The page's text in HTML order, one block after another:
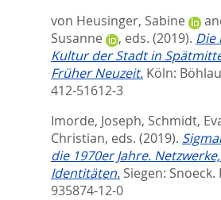
von Heusinger, Sabine
Susanne
, eds. (2019). Die
Kultur der Stadt in
Früher Neuzeit. Köln:
412-51612-3
Imorde, Joseph, Schmidt,
Christian, eds. (2019).
die 1970er Jahre.
Identitäten. Siegen: Snoeck.
935874-12-0